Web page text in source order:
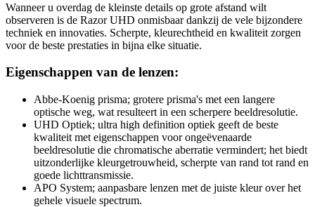
Wanneer u overdag de kleinste details op grote afstand wilt
observeren is de Razor UHD onmisbaar dankzij de vele bijzondere
techniek en innovaties. Scherpte, kleurechtheid en kwaliteit zorgen
voor de beste prestaties in bijna elke situatie.
Eigenschappen van de lenzen:
Abbe-Koenig prisma; grotere prisma's met een langere
optische weg, wat resulteert in een scherpere beeldresolutie.
UHD Optiek; ultra high definition optiek geeft de beste
kwaliteit met eigenschappen voor ongeëvenaarde
beeldresolutie die chromatische aberratie vermindert; het biedt
uitzonderlijke kleurgetrouwheid, scherpte van rand tot rand en
goede lichttransmissie.
APO System; aanpasbare lenzen met de juiste kleur over het
gehele visuele spectrum.